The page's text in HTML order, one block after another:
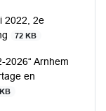
2022, 2e
72 KB
2026“ Arnhem
en